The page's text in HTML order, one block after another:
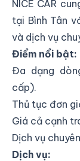
NICE CAR
tại Bình Tân
và dịch vụ
Điểm nổi bật:
Đa dạng
cấp).
Thủ tục đơn
Giá cả cạnh
Dịch vụ
Dịch vụ: